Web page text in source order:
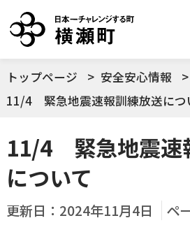
サイト内
メニューを
安全安心情
できごとや場面か
結婚・妊娠／出産
手続きから探す
よく利用されている
トップページ 安全安心情報
11/4 緊急地震速報訓練放送につ
11/4 緊急地震速
について
更新日： 2024年11月4日 ペ